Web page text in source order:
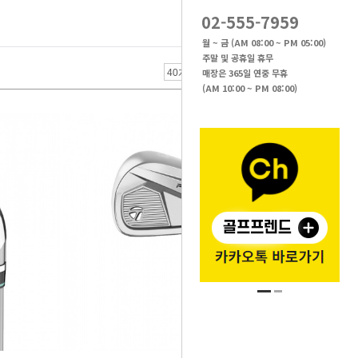
02-555-7959
월 ~ 금 (AM 08:00 ~ PM 05:00)
주말 및 공휴일 휴무
매장은 365일 연중 무휴
(AM 10:00 ~ PM 08:00)